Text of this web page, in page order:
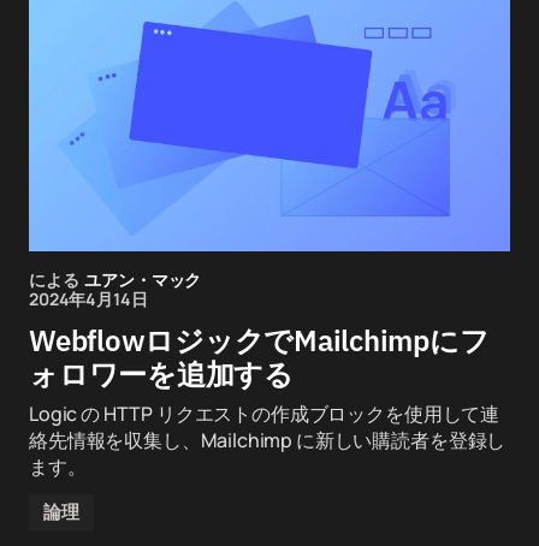
による ユアン・マック
2024年4月14日
WebflowロジックでMailchimpにフ
ォロワーを追加する
Logic の HTTP リクエストの作成ブロックを使用して連
絡先情報を収集し、Mailchimp に新しい購読者を登録し
ます。
論理